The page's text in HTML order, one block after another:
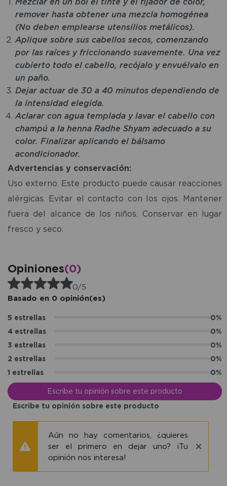
remover hasta obtener una mezcla homogénea
(No deben emplearse utensilios metálicos).
Aplique sobre sus cabellos secos, comenzando
por las raíces y friccionando suavemente. Una vez
cubierto todo el cabello, recójalo y envuélvalo en
un paño.
Dejar actuar de 30 a 40 minutos dependiendo de
la intensidad elegida.
Aclarar con agua templada y lavar el cabello con
champú a la henna Radhe Shyam adecuado a su
color. Finalizar aplicando el bálsamo
acondicionador.
Advertencias y conservación:
Uso externo. Este producto puede causar reacciones
alérgicas. Evitar el contacto con los ojos. Mantener
fuera del alcance de los niños. Conservar en lugar
fresco y seco.
Opiniones(0)
0/5
Basado en 0 opinión(es)
5 estrellas
0%
4 estrellas
0%
3 estrellas
0%
2 estrellas
0%
1 estrellas
0%
Escribe tu opinión sobre este producto
Escribe tu opinión sobre este producto
Aún no hay comentarios, ¿quieres
ser el primero en dejar uno? ¡Tu
opinión nos interesa!